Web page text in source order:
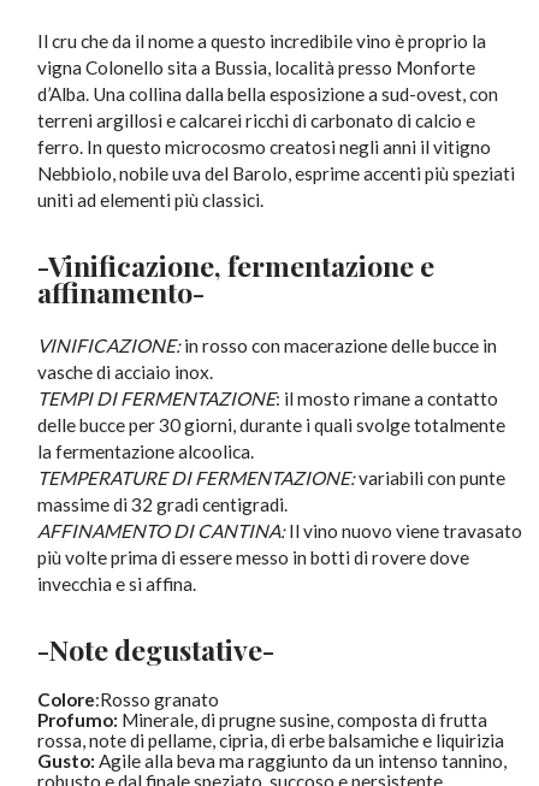
Il cru che da il nome a questo incredibile vino è proprio la
vigna Colonello sita a Bussia, località presso Monforte
d’Alba. Una collina dalla bella esposizione a sud-ovest, con
terreni argillosi e calcarei ricchi di carbonato di calcio e
ferro. In questo microcosmo creatosi negli anni il vitigno
Nebbiolo, nobile uva del Barolo, esprime accenti più speziati
uniti ad elementi più classici.
-Vinificazione, fermentazione e
affinamento-
VINIFICAZIONE:in rosso con macerazione delle bucce in
vasche di acciaio inox.
TEMPI DI FERMENTAZIONE: il mosto rimane a contatto
delle bucce per 30 giorni, durante i quali svolge totalmente
la fermentazione alcoolica.
TEMPERATURE DI FERMENTAZIONE:variabili con punte
massime di 32 gradi centigradi.
AFFINAMENTO DI CANTINA:Il vino nuovo viene travasato
più volte prima di essere messo in botti di rovere dove
invecchia e si affina.
-Note degustative-
Colore:Rosso granato
Profumo: Minerale, di prugne susine, composta di frutta
rossa, note di pellame, cipria, di erbe balsamiche e liquirizia
Gusto: Agile alla beva ma raggiunto da un intenso tannino,
robusto e dal finale speziato, succoso e persistente